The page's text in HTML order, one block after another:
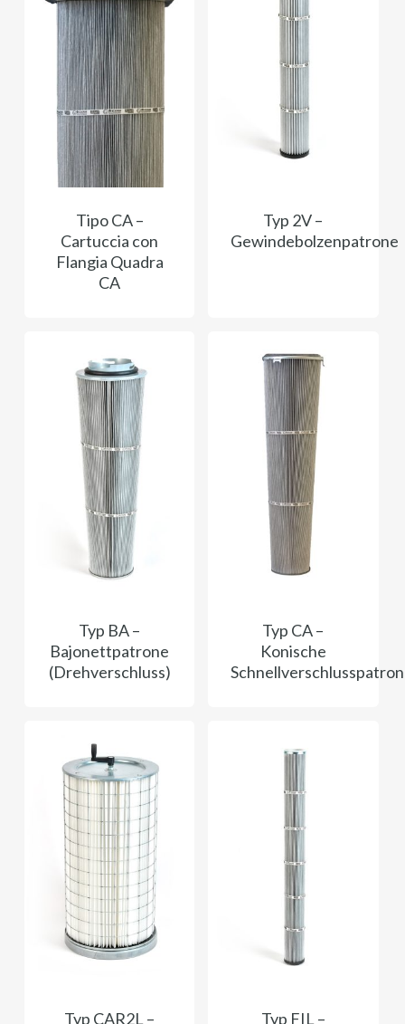
Tipo CA –
Cartuccia con
Flangia Quadra
CA
Typ 2V –
Gewindebolzenpatrone
Typ BA –
Bajonettpatrone
(Drehverschluss)
Typ CA –
Konische
Typ CAR2L – Typ FIL ​​–